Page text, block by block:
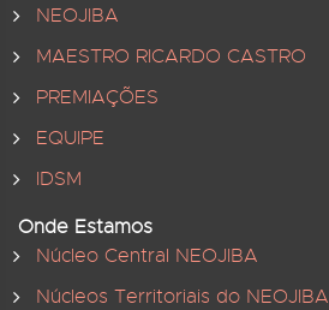
NEOJIBA
MAESTRO RICARDO CASTRO
PREMIAÇÕES
EQUIPE
IDSM
Onde Estamos
Núcleo Central NEOJIBA
Núcleos Territoriais do NEOJIBA